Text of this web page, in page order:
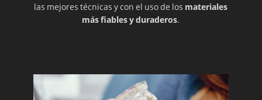
Ortodoncia para adolescentes
Periodoncia
las mejores técnicas y con el uso de los materiales
más fiables y duraderos.